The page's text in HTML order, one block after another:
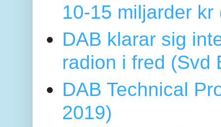
10-15 miljarder kr
DAB klarar sig
radion i fred (Svd
DAB Technical
2019)